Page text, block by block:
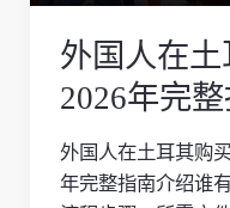
外国人在土
2026年完
外国人在土耳其购
年完整指南介绍谁
房
产：
2026
年
完